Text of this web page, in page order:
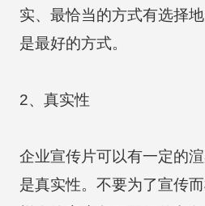
实、最恰当的方式有选择
是最好的方式。
2、真实性
企业宣传片可以有一定的
是真实性。不要为了宣传